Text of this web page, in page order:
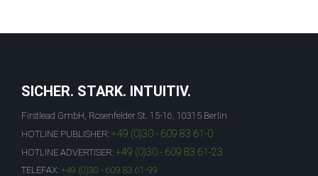
SICHER. STARK. INTUITIV.
Firstlead GmbH, Rosenfelder St. 15-16, 10315 Berlin
HOTLINE PUBLISHER: +49 (0)30 - 609 83 61-0
HOTLINE ADVERTISER: +49 (0)30 - 609 83 61-23
TELEFAX: +49 (0)30 - 609 83 61-99